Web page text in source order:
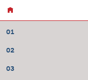
01
02
03